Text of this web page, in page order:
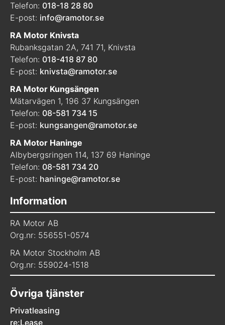
Telefon: 018-18 28 80
E-post: info@ramotor.se
RA Motor Knivsta
Rubanksgatan 2A, 741 71, Knivsta
Telefon: 018-418 87 80
E-post: knivsta@ramotor.se
RA Motor Kungsängen
Mätarvägen 1, 196 37 Kungsängen
Telefon: 08-581 734 15
E-post: kungsangen@ramotor.se
RA Motor Haninge
Albybergsringen 114, 137 69 Haninge
Telefon: 08-581 734 20
E-post: haninge@ramotor.se
Information
RA Motor AB
Org.nr: 556551-0574
RA Motor Stockholm AB
Org.nr: 559024-1518
Övriga tjänster
Privatleasing
re:Lease